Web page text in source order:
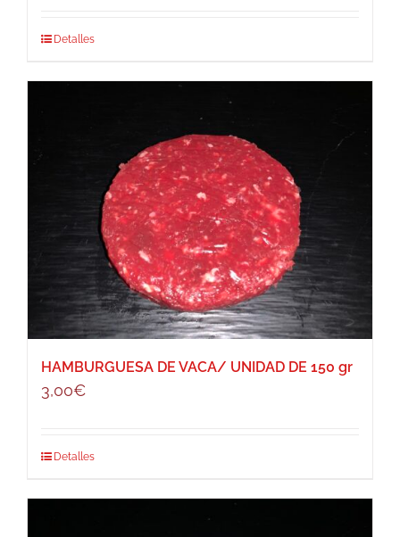
Detalles
HAMBURGUESA DE VACA/ UNIDAD DE 150 gr
3,00€
Detalles